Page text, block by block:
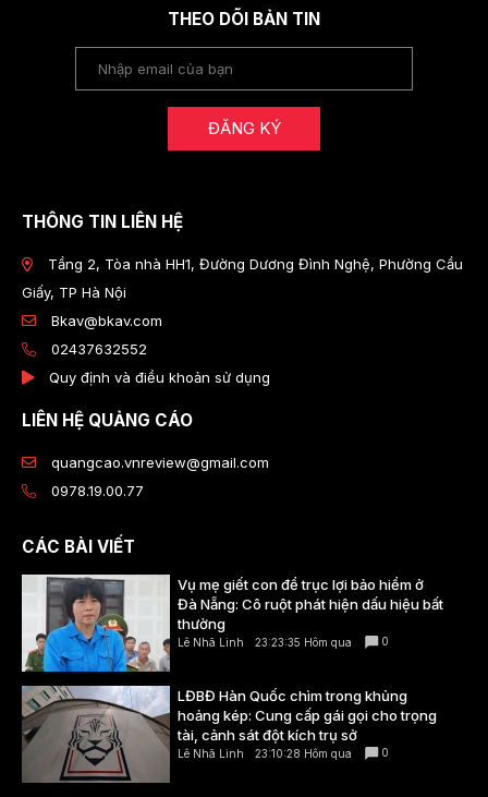
THEO DÕI BẢN TIN
ĐĂNG KÝ
THÔNG TIN LIÊN HỆ
Tầng 2, Tòa nhà HH1, Đường Dương Đình Nghệ, Phường Cầu
Giấy, TP Hà Nội
Bkav@bkav.com
02437632552
Quy định và điều khoản sử dụng
LIÊN HỆ QUẢNG CÁO
quangcao.vnreview@gmail.com
0978.19.00.77
CÁC BÀI VIẾT
Vụ mẹ giết con để trục lợi bảo hiểm ở
Đà Nẵng: Cô ruột phát hiện dấu hiệu bất
thường
Lê Nhã Linh 23:23:35 Hôm qua 0
LĐBĐ Hàn Quốc chìm trong khủng
hoảng kép: Cung cấp gái gọi cho trọng
tài, cảnh sát đột kích trụ sở
Lê Nhã Linh 23:10:28 Hôm qua 0